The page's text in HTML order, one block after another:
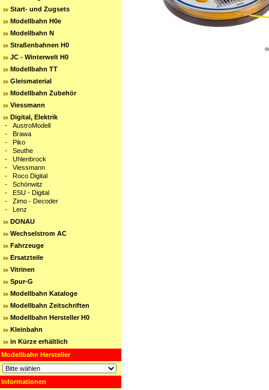
Start- und Zugsets
Modellbahn H0e
Modellbahn N
Straßenbahnen H0
JC - Winterwelt H0
Modellbahn TT
Gleismaterial
Modellbahn Zubehör
Viessmann
Digital, Elektrik
- AustroModell
- Brawa
- Piko
- Seuthe
- Uhlenbrock
- Viessmann
- Roco Digital
- Schönwitz
- ESU - Digital
- Zimo - Decoder
- Lenz
DONAU
Wechselstrom AC
Fahrzeuge
Ersatzteile
Vitrinen
Spur-G
Modellbahn Kataloge
Modellbahn Zeitschriften
Modellbahn Hersteller H0
Kleinbahn
in Kürze erhältlich
Modellbahn Hersteller
Informationen